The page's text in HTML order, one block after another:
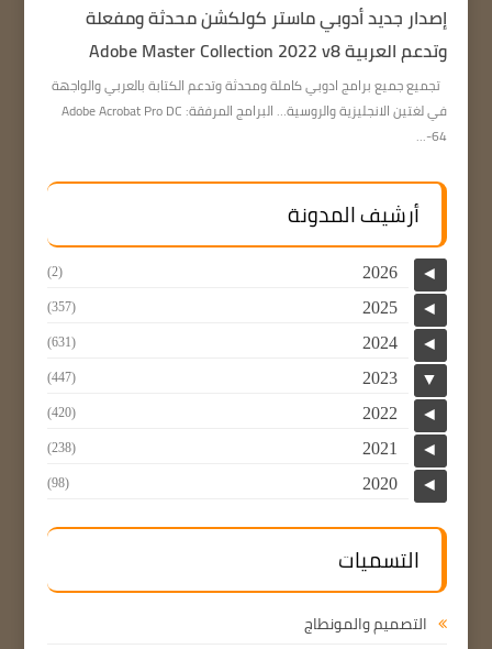
إصدار جديد أدوبي ماستر كولكشن محدثة ومفعلة
وتدعم العربية Adobe Master Collection 2022 v8
تجميع جميع برامج ادوبي كاملة ومحدثة وتدعم الكتابة بالعربي والواجهة
في لغتين الانجليزية والروسية… البرامج المرفقة: Adobe Acrobat Pro DC
64-...
أرشيف المدونة
◄
2026
(2)
◄
2025
(357)
◄
2024
(631)
▼
2023
(447)
◄
2022
(420)
◄
2021
(238)
◄
2020
(98)
التسميات
التصميم والمونطاج